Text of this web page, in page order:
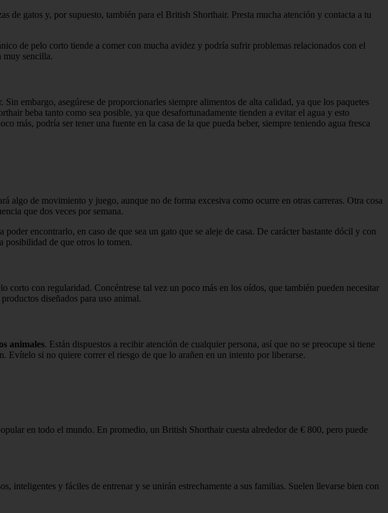
de gatos y, por supuesto, también para el British Shorthair. Presta mucha atención y contacta a tu
de pelo corto tiende a comer con mucha avidez y podría sufrir problemas relacionados con el
muy sencilla.
embargo, asegúrese de proporcionarles siempre alimentos de alta calidad, ya que los paquetes
beba tanto como sea posible, ya que desafortunadamente tienden a evitar el agua y esto
más, podría ser tener una fuente en la casa de la que pueda beber, siempre teniendo agua fresca
algo de movimiento y juego, aunque no de forma excesiva como ocurre en otras carreras. Otra cosa
que dos veces por semana.
encontrarlo, en caso de que sea un gato que se aleje de casa. De carácter bastante dócil y con
posibilidad de que otros lo tomen.
con regularidad. Concéntrese tal vez un poco más en los oídos, que también pueden necesitar
diseñados para uso animal.
animales. Están dispuestos a recibir atención de cualquier persona, así que no se preocupe si tiene
Evítelo si no quiere correr el riesgo de que lo arañen en un intento por liberarse.
en todo el mundo. En promedio, un British Shorthair cuesta alrededor de € 800, pero puede
inteligentes y fáciles de entrenar y se unirán estrechamente a sus familias. Suelen llevarse bien con